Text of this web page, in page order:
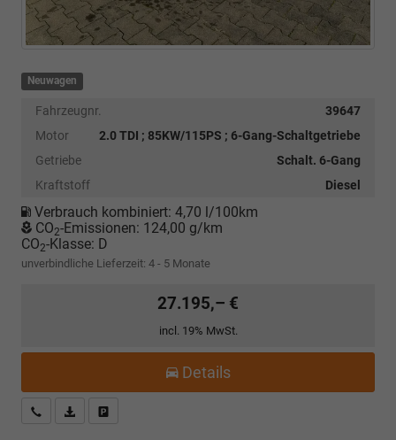
Neuwagen
Fahrzeugnr.
39647
Motor
2.0 TDI ; 85KW/115PS ; 6-Gang-Schaltgetriebe
Getriebe
Schalt. 6-Gang
Kraftstoff
Diesel
Verbrauch kombiniert: 4,70 l/100km
CO2-Emissionen: 124,00 g/km
CO2-Klasse: D
unverbindliche Lieferzeit: 4 - 5 Monate
27.195,– €
incl. 19% MwSt.
Details
Kostenloser Rückruf-Service
PDF-Datei, Fahrzeugexposé drucken